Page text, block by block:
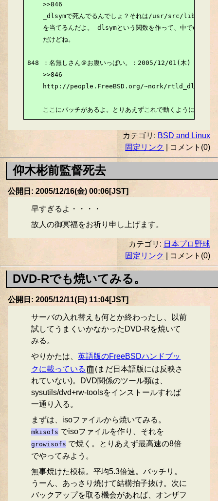
    >>846
_dlsymで死んでるんでしょ？それは/usr/src/
を当てるんだよ。_dlsymという関数を作って、中でdlsym
    だけどね。
848 ：名無しさん＠お腹いっぱい。：2005/12/01(木)
    >>846
http://people.FreeBSD.org/~nork/
    ここにパッチがあるよ。とりあえずこれで動くようになる。
カテゴリ: BSD and Linux
固定リンク
| コメント(0)
仰木彬前監督死去
公開日: 2005/12/16(金) 00:06[JST]
早すぎるよ・・・・
故人の御冥福をお祈り申し上げます。
カテゴリ: 日本プロ野球
固定リンク
| コメント(0)
DVD-Rでも焼いてみる。
公開日: 2005/12/11(日) 11:04[JST]
サーバの入れ替えも何とか終わったし、以前
試してうまくいかなかったDVD-Rを焼いて
みる。
やりかたは、 英語版のFreeBSDハンドブッ
クに載っている
(まだ日本語版には反映さ
れていない)。DVD関係のツール類は、
sysutils/dvd+rw-toolsをインストールすれば
一通り入る。
まずは、isoファイルから焼いてみる。
mkisofs でisoファイルを作り、それを
growisofs で焼く。とりあえず最高速の8倍
でやってみよう。
無事焼けた模様。平均5.3倍速。バッチリ。
うーん、あっさり焼けて結構拍子抜け。次に
バックアップを取る機会があれば、オンザフ